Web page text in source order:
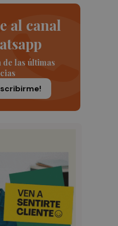
al canal
las últimas